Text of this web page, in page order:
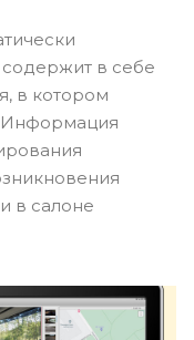
в себе
в котором
Информация
в салоне